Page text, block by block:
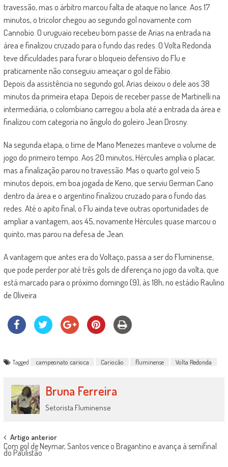
travessão, mas o árbitro marcou falta de ataque no lance. Aos 17
minutos, o tricolor chegou ao segundo gol novamente com
Cannobio. O uruguaio recebeu bom passe de Arias na entrada na
área e finalizou cruzado para o fundo das redes. O Volta Redonda
teve dificuldades para furar o bloqueio defensivo do Flu e
praticamente não conseguiu ameaçar o gol de Fábio.
Depois da assistência no segundo gol, Arias deixou o dele aos 38
minutos da primeira etapa. Depois de receber passe de Martinelli na
intermediária, o colombiano carregou a bola até a entrada da área e
finalizou com categoria no ângulo do goleiro Jean Drosny.
Na segunda etapa, o time de Mano Menezes manteve o volume de
jogo do primeiro tempo. Aos 20 minutos, Hércules amplia o placar,
mas a finalização parou no travessão. Mas o quarto gol veio 5
minutos depois, em boa jogada de Keno, que serviu German Cano
dentro da área e o argentino finalizou cruzado para o fundo das
redes. Até o apito final, o Flu ainda teve outras oportunidades de
ampliar a vantagem, aos 45, novamente Hércules quase marcou o
quinto, mas parou na defesa de Jean.
A vantagem que antes era do Voltaço, passa a ser do Fluminense,
que pode perder por até três gols de diferença no jogo da volta, que
está marcado para o próximo domingo (9), às 18h, no estádio Raulino
de Oliveira
Tagged campeonato carioca Cariocão fluminense Volta Redonda
Bruna Ferreira
Setorista Fluminense
Post
navigation
Artigo anterior
Com gol de Neymar, Santos vence o Bragantino e avança à semifinal
do Paulistão